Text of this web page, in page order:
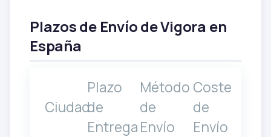
Plazos de Envío de Vigora en
España
Ciudad
Plazo
de
Entrega
Método
de
Envío
Coste
de
Envío